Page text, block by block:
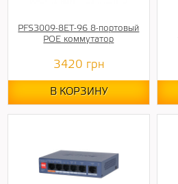
PFS3009-8ET-96 8-портовый
POE коммутатор
3420 грн
В КОРЗИНУ